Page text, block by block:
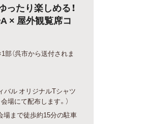
ったり楽しめる！
× 屋外観覧席コ
（呉市から送付されま
バル オリジナルTシャツ
場にて配布します。）
場まで徒歩約15分の駐車